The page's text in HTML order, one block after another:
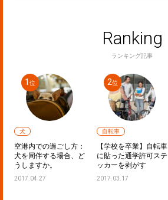
Ranking
ランキング記事
犬
空港内での過ごし方：
犬を同伴する場合、ど
うしますか。
2017.04.27
自転車
【学校を卒業】自転車
に貼った通学許可ステ
ッカーを剥がす
2017.03.17